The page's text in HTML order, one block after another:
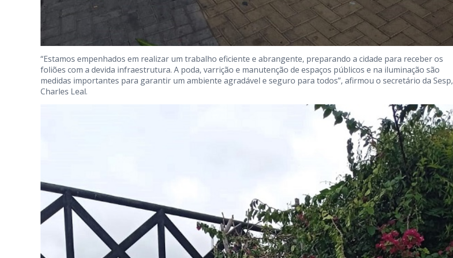
“Estamos empenhados em realizar um trabalho eficiente e abrangente, preparando a cidade para receber os
foliões com a devida infraestrutura. A poda, varrição e manutenção de espaços públicos e na iluminação são
medidas importantes para garantir um ambiente agradável e seguro para todos”, afirmou o secretário da Sesp,
Charles Leal.